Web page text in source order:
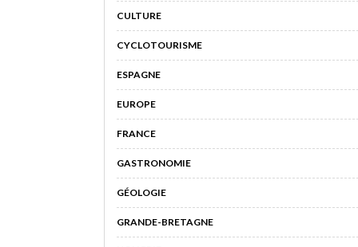
CULTURE
CYCLOTOURISME
ESPAGNE
EUROPE
FRANCE
GASTRONOMIE
GÉOLOGIE
GRANDE-BRETAGNE